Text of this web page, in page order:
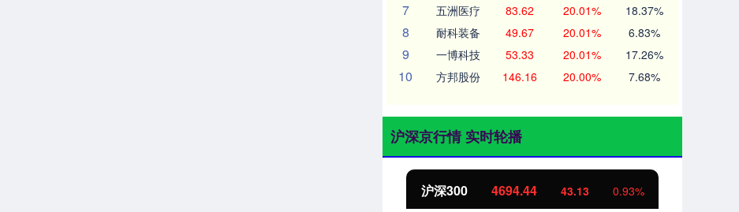
7 五洲医疗 83.62 20.01% 18.37%
8 耐科装备 49.67 20.01% 6.83%
9 一博科技 53.33 20.01% 17.26%
10 方邦股份 146.16 20.00% 7.68%
沪深京行情 实时轮播
沪深300 4694.44 43.13 0.93%